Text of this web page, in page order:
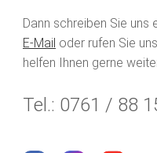
Dann schreiben Sie uns
E-Mail oder rufen Sie
helfen Ihnen gerne
Tel.: 0761 / 88